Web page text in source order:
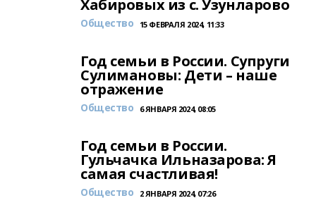
Хабировых из с. Узунларово
Общество 15 ФЕВРАЛЯ 2024, 11:33
Год семьи в России. Супруги
Сулимановы: Дети – наше
отражение
Общество 6 ЯНВАРЯ 2024, 08:05
Год семьи в России.
Гульчачка Ильназарова: Я
самая счастливая!
Общество 2 ЯНВАРЯ 2024, 07:26